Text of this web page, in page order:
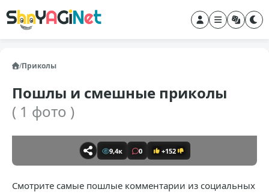
/Приколы
Пошлы и смешные приколы
( 1 фото )
9,4к 0 +152
Смотрите самые пошлые комментарии из социальных